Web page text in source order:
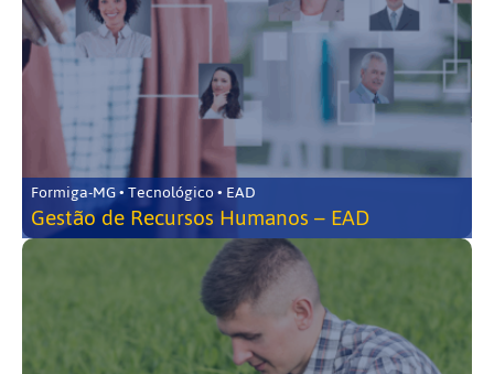
Formiga-MG • Tecnológico • EAD
Gestão de Recursos Humanos – EAD